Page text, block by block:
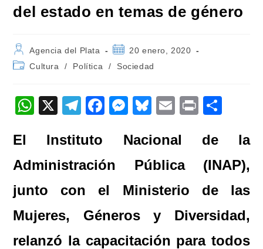
del estado en temas de género
Autor
de
la
Agencia del Plata
Publicación
la
20 enero, 2020
Categoría
entrada:
Cultura / Política / Sociedad
W
at
s
A
p
p
X
T
e
gr
m
F
e
b
o
o
k
M
ss
e
n
g
er
Bl
e
sk
y
E
ail
Pr
t
p
ar
tir
El Instituto Nacional de la
Administración Pública (INAP),
junto con el Ministerio de las
Mujeres, Géneros y Diversidad,
relanzó la capacitación para todos